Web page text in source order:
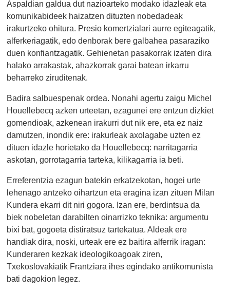
Aspaldian galdua dut nazioarteko modako idazleak eta
komunikabideek haizatzen dituzten nobedadeak
irakurtzeko ohitura. Presio komertzialari aurre egiteagatik,
alferkeriagatik, edo denborak bere galbahea pasaraziko
duen konfiantzagatik. Gehienetan pasakorrak izaten dira
halako arrakastak, ahazkorrak garai batean irkarru
beharreko ziruditenak.
Badira salbuespenak ordea. Nonahi agertu zaigu Michel
Houellebecq azken urteetan, ezagunei ere entzun dizkiet
gomendioak, azkenean irakurri dut nik ere, eta ez naiz
damutzen, inondik ere: irakurleak axolagabe uzten ez
dituen idazle horietako da Houellebecq: narritagarria
askotan, gorrotagarria tarteka, kilikagarria ia beti.
Erreferentzia ezagun batekin erkatzekotan, hogei urte
lehenago antzeko oihartzun eta eragina izan zituen Milan
Kundera ekarri dit niri gogora. Izan ere, berdintsua da
biek nobeletan darabilten oinarrizko teknika: argumentu
bixi bat, gogoeta distiratsuz tartekatua. Aldeak ere
handiak dira, noski, urteak ere ez baitira alferrik iragan:
Kunderaren kezkak ideologikoagoak ziren,
Txekoslovakiatik Frantziara ihes egindako antikomunista
bati dagokion legez.